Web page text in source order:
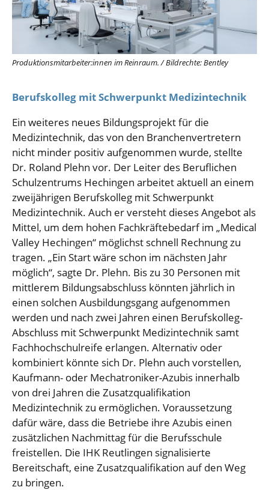
Produktionsmitarbeiter:innen im Reinraum./Bildrechte: Bentley
Berufskolleg mit Schwerpunkt Medizintechnik
Ein weiteres neues Bildungsprojekt für die
Medizintechnik, das von den Branchenvertretern
nicht minder positiv aufgenommen wurde, stellte
Dr. Roland Plehn vor. Der Leiter des Beruflichen
Schulzentrums Hechingen arbeitet aktuell an einem
zweijährigen Berufskolleg mit Schwerpunkt
Medizintechnik. Auch er versteht dieses Angebot als
Mittel, um dem hohen Fachkräftebedarf im „Medical
Valley Hechingen“ möglichst schnell Rechnung zu
tragen. „Ein Start wäre schon im nächsten Jahr
möglich“, sagte Dr. Plehn. Bis zu 30 Personen mit
mittlerem Bildungsabschluss könnten jährlich in
einen solchen Ausbildungsgang aufgenommen
werden und nach zwei Jahren einen Berufskolleg-
Abschluss mit Schwerpunkt Medizintechnik samt
Fachhochschulreife erlangen. Alternativ oder
kombiniert könnte sich Dr. Plehn auch vorstellen,
Kaufmann- oder Mechatroniker-Azubis innerhalb
von drei Jahren die Zusatzqualifikation
Medizintechnik zu ermöglichen. Voraussetzung
dafür wäre, dass die Betriebe ihre Azubis einen
zusätzlichen Nachmittag für die Berufsschule
freistellen. Die IHK Reutlingen signalisierte
Bereitschaft, eine Zusatzqualifikation auf den Weg
zu bringen.